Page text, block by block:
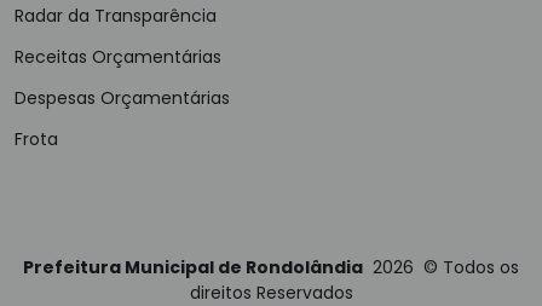
Radar da Transparência
Receitas Orçamentárias
Despesas Orçamentárias
Frota
Prefeitura Municipal de Rondolândia 2026 © Todos os
direitos Reservados